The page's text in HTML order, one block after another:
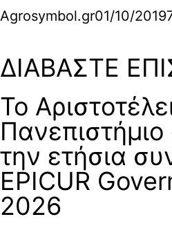
Agrosymbol.gr01/10/2019
ΔΙΑΒΑΣΤΕ
Το
Πανεπιστήμιο
την ετήσια
EPICUR
2026